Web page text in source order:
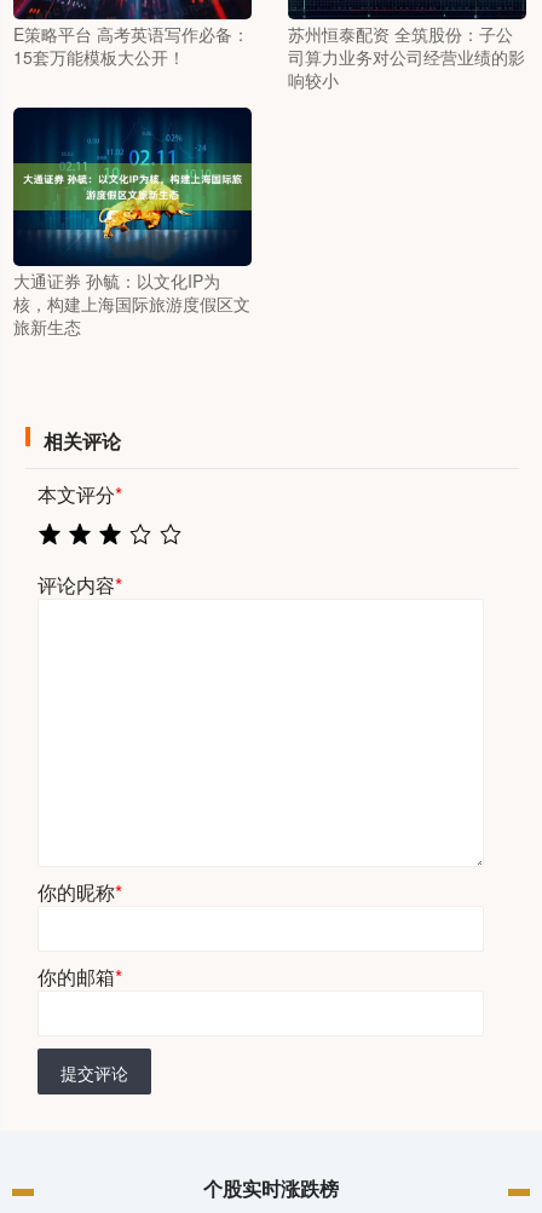
E策略平台 高考英语写作必备：
15套万能模板大公开！
苏州恒泰配资 全筑股份：子公
司算力业务对公司经营业绩的影
响较小
大通证券 孙毓：以文化IP为
核，构建上海国际旅游度假区文
旅新生态
相关评论
本文评分*
评论内容*
你的昵称*
你的邮箱*
提交评论
个股实时涨跌榜